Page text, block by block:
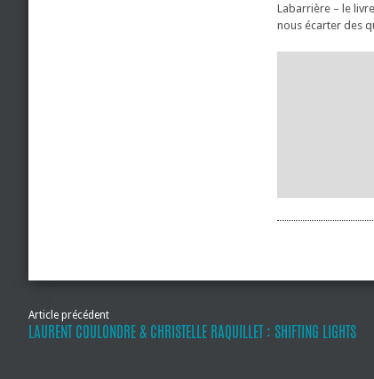
Labarrière – le
nous écarter des
Article précédent
LAURENT COULONDRE & CHRISTELLE RAQUILLET : SHIFTING LIGHTS